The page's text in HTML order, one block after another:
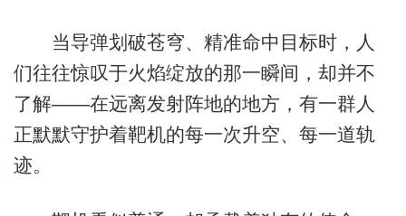
当导弹划破苍穹、精准命中目标时，人
们往往惊叹于火焰绽放的那一瞬间，却并不
了解——在远离发射阵地的地方，有一群人
正默默守护着靶机的每一次升空、每一道轨
迹。